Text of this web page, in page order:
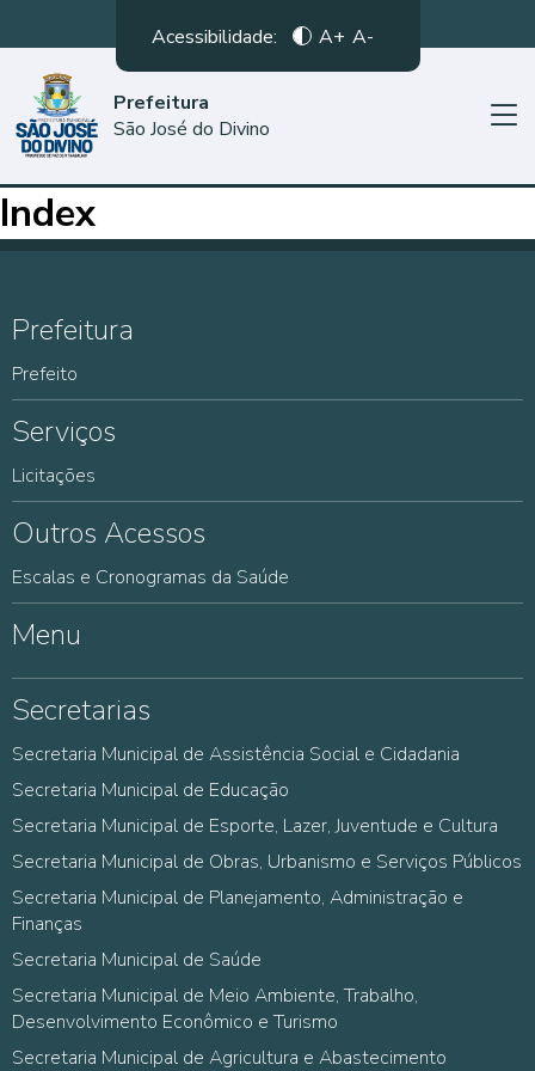
Acessibilidade: A+ A-
Prefeitura
São José do Divino
Index
Prefeitura
Prefeito
Serviços
Licitações
Outros Acessos
Escalas e Cronogramas da Saúde
Menu
Secretarias
Secretaria Municipal de Assistência Social e Cidadania
Secretaria Municipal de Educação
Secretaria Municipal de Esporte, Lazer, Juventude e Cultura
Secretaria Municipal de Obras, Urbanismo e Serviços Públicos
Secretaria Municipal de Planejamento, Administração e
Finanças
Secretaria Municipal de Saúde
Secretaria Municipal de Meio Ambiente, Trabalho,
Desenvolvimento Econômico e Turismo
Secretaria Municipal de Agricultura e Abastecimento